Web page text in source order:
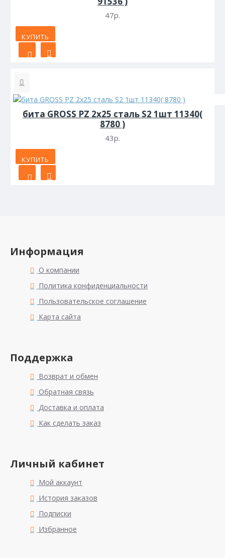
47р.
КУПИТЬ
бита GROSS PZ 2х25 сталь S2 1шт 11340(
8780 )
43р.
КУПИТЬ
Информация
О компании
Политика конфиденциальности
Пользовательское соглашение
Карта сайта
Поддержка
Возврат и обмен
Обратная связь
Доставка и оплата
Как сделать заказ
Личный кабинет
Мой аккаунт
История заказов
Подписки
Избранное